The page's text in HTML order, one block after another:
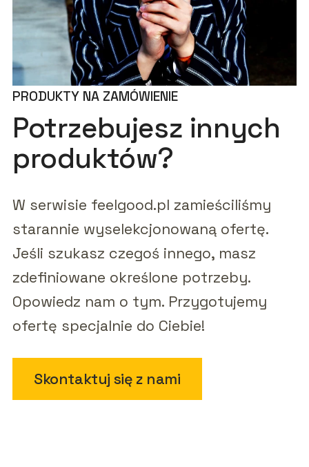
PRODUKTY NA ZAMÓWIENIE
Potrzebujesz innych
produktów?
W serwisie feelgood.pl zamieściliśmy
starannie wyselekcjonowaną ofertę.
Jeśli szukasz czegoś innego, masz
zdefiniowane określone potrzeby.
Opowiedz nam o tym. Przygotujemy
ofertę specjalnie do Ciebie!
Skontaktuj się z nami